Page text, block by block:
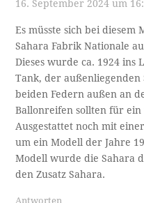
16. September 2024 um
Es müsste sich bei diesem
Sahara Fabrik Nationale
Dieses wurde ca. 1924
Tank, der
beiden Federn außen an
Ballonreifen sollten für
Ausgestattet noch mit
um ein Modell der Jahre
Modell wurde die Sahara
den Zusatz Sahara.
Antworten